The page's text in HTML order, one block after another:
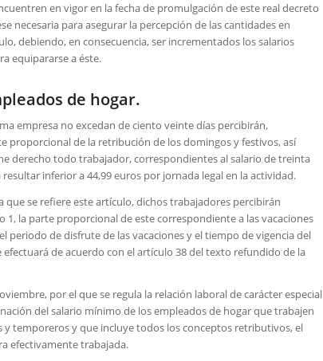
en vigor en la fecha de promulgación de este real decreto
necesaria para asegurar la percepción de las cantidades en
debiendo, en consecuencia, ser incrementados los salarios
equipararse a éste.
de hogar.
empresa no excedan de ciento veinte días percibirán,
proporcional de la retribución de los domingos y festivos, así
derecho todo trabajador, correspondientes al salario de treinta
inferior a 44,99 euros por jornada legal en la actividad.
que se refiere este artículo, dichos trabajadores percibirán
la parte proporcional de este correspondiente a las vacaciones
periodo de disfrute de las vacaciones y el tiempo de vigencia del
de acuerdo con el artículo 38 del texto refundido de la
por el que se regula la relación laboral de carácter especial
del salario mínimo de los empleados de hogar que trabajen
temporeros y que incluye todos los conceptos retributivos, el
efectivamente trabajada.